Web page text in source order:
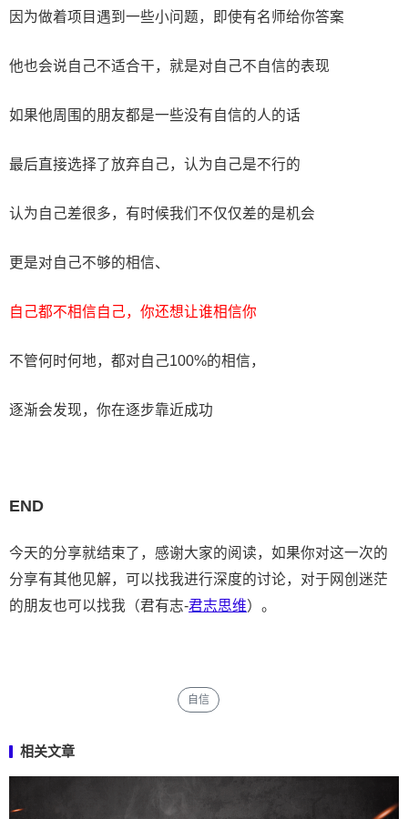
因为做着项目遇到一些小问题，即使有名师给你答案
他也会说自己不适合干，就是对自己不自信的表现
如果他周围的朋友都是一些没有自信的人的话
最后直接选择了放弃自己，认为自己是不行的
认为自己差很多，有时候我们不仅仅差的是机会
更是对自己不够的相信、
自己都不相信自己，你还想让谁相信你
不管何时何地，都对自己100%的相信，
逐渐会发现，你在逐步靠近成功
END
今天的分享就结束了，感谢大家的阅读，如果你对这一次的
分享有其他见解，可以找我进行深度的讨论，对于网创迷茫
的朋友也可以找我（君有志-君志思维）。
自信
相关文章